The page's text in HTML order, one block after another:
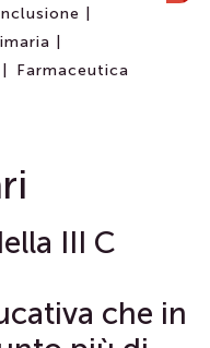
|
|
Farmaceutica
III C
che in